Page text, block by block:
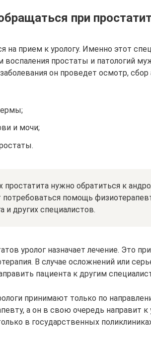
при
на прием к урологу. Именно этот
воспаления простаты и патологий
он проведет осмотр, сбор
и мочи;
нужно обратиться к
помощь
и других специалистов.
уролог назначает лечение. Это
В случае осложнений или
пациента к другим
принимают только по
а он в свою очередь направит к
в государственных